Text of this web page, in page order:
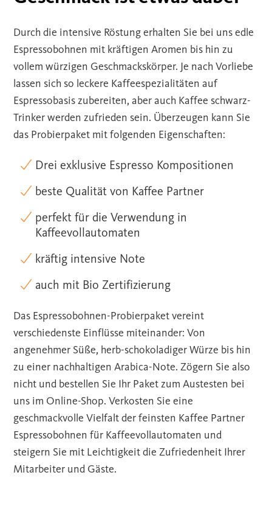
Durch die intensive Röstung erhalten Sie bei uns edle
Espressobohnen mit kräftigen Aromen bis hin zu
vollem würzigen Geschmackskörper. Je nach Vorliebe
lassen sich so leckere Kaffeespezialitäten auf
Espressobasis zubereiten, aber auch Kaffee schwarz-
Trinker werden zufrieden sein. Überzeugen kann Sie
das Probierpaket mit folgenden Eigenschaften:
Drei exklusive Espresso Kompositionen
beste Qualität von Kaffee Partner
perfekt für die Verwendung in
Kaffeevollautomaten
kräftig intensive Note
auch mit Bio Zertifizierung
Das Espressobohnen-Probierpaket vereint
verschiedenste Einflüsse miteinander: Von
angenehmer Süße, herb-schokoladiger Würze bis hin
zu einer nachhaltigen Arabica-Note. Zögern Sie also
nicht und bestellen Sie Ihr Paket zum Austesten bei
uns im Online-Shop. Verkosten Sie eine
geschmackvolle Vielfalt der feinsten Kaffee Partner
Espressobohnen für Kaffeevollautomaten und
steigern Sie mit Leichtigkeit die Zufriedenheit Ihrer
Mitarbeiter und Gäste.